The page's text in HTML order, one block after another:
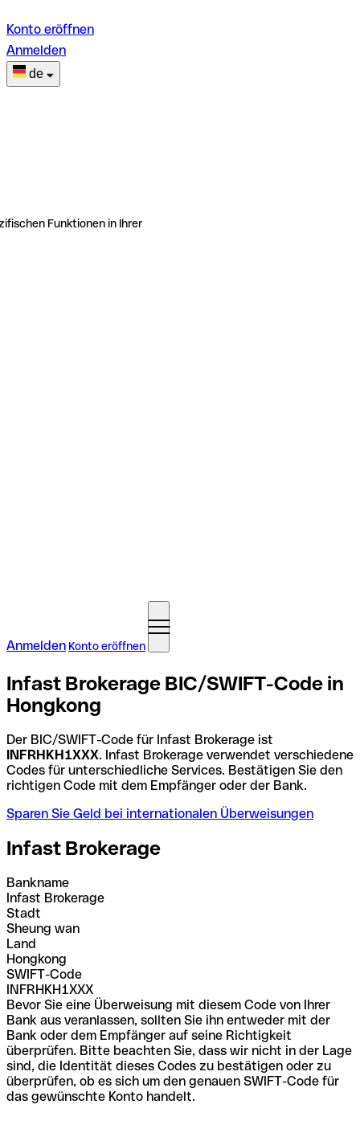
Konto eröffnen
Anmelden
de
Funktionen in Ihrer
Anmelden Konto eröffnen
Infast Brokerage BIC/SWIFT-Code in
Hongkong
Der BIC/SWIFT-Code für Infast Brokerage ist
INFRHKH1XXX. Infast Brokerage verwendet verschiedene
Codes für unterschiedliche Services. Bestätigen Sie den
richtigen Code mit dem Empfänger oder der Bank.
Sparen Sie Geld bei internationalen Überweisungen
Infast Brokerage
Bankname
Infast Brokerage
Stadt
Sheung wan
Land
Hongkong
SWIFT-Code
INFRHKH1XXX
Bevor Sie eine Überweisung mit diesem Code von Ihrer
Bank aus veranlassen, sollten Sie ihn entweder mit der
Bank oder dem Empfänger auf seine Richtigkeit
überprüfen. Bitte beachten Sie, dass wir nicht in der Lage
sind, die Identität dieses Codes zu bestätigen oder zu
überprüfen, ob es sich um den genauen SWIFT-Code für
das gewünschte Konto handelt.